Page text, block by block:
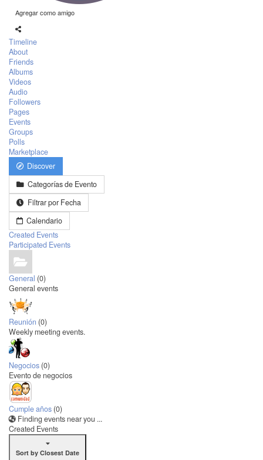
Agregar como amigo
Timeline
About
Friends
Albums
Videos
Audio
Followers
Pages
Events
Groups
Polls
Marketplace
Discover
Categorías de Evento
Filtrar por Fecha
Calendario
Created Events
Participated Events
General (0)
General events
Reunión (0)
Weekly meeting events.
Negocios (0)
Evento de negocios
Cumple años (0)
Finding events near you ...
Created Events
Sort by Closest Date